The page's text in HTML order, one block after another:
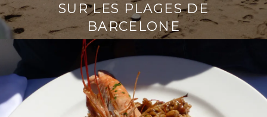
SUR LES PLAGES DE
BARCELONE